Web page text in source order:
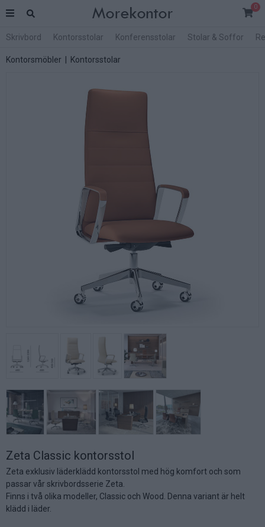
0
Skrivbord Kontorsstolar Konferensstolar Stolar & Soffor
Kontorsmöbler Kontorsstolar
Zeta Classic kontorsstol
Zeta exklusiv läderklädd kontorsstol med hög komfort och som
passar vår skrivbordsserie Zeta.
Finns i två olika modeller, Classic och Wood. Denna variant är helt
klädd i läder.